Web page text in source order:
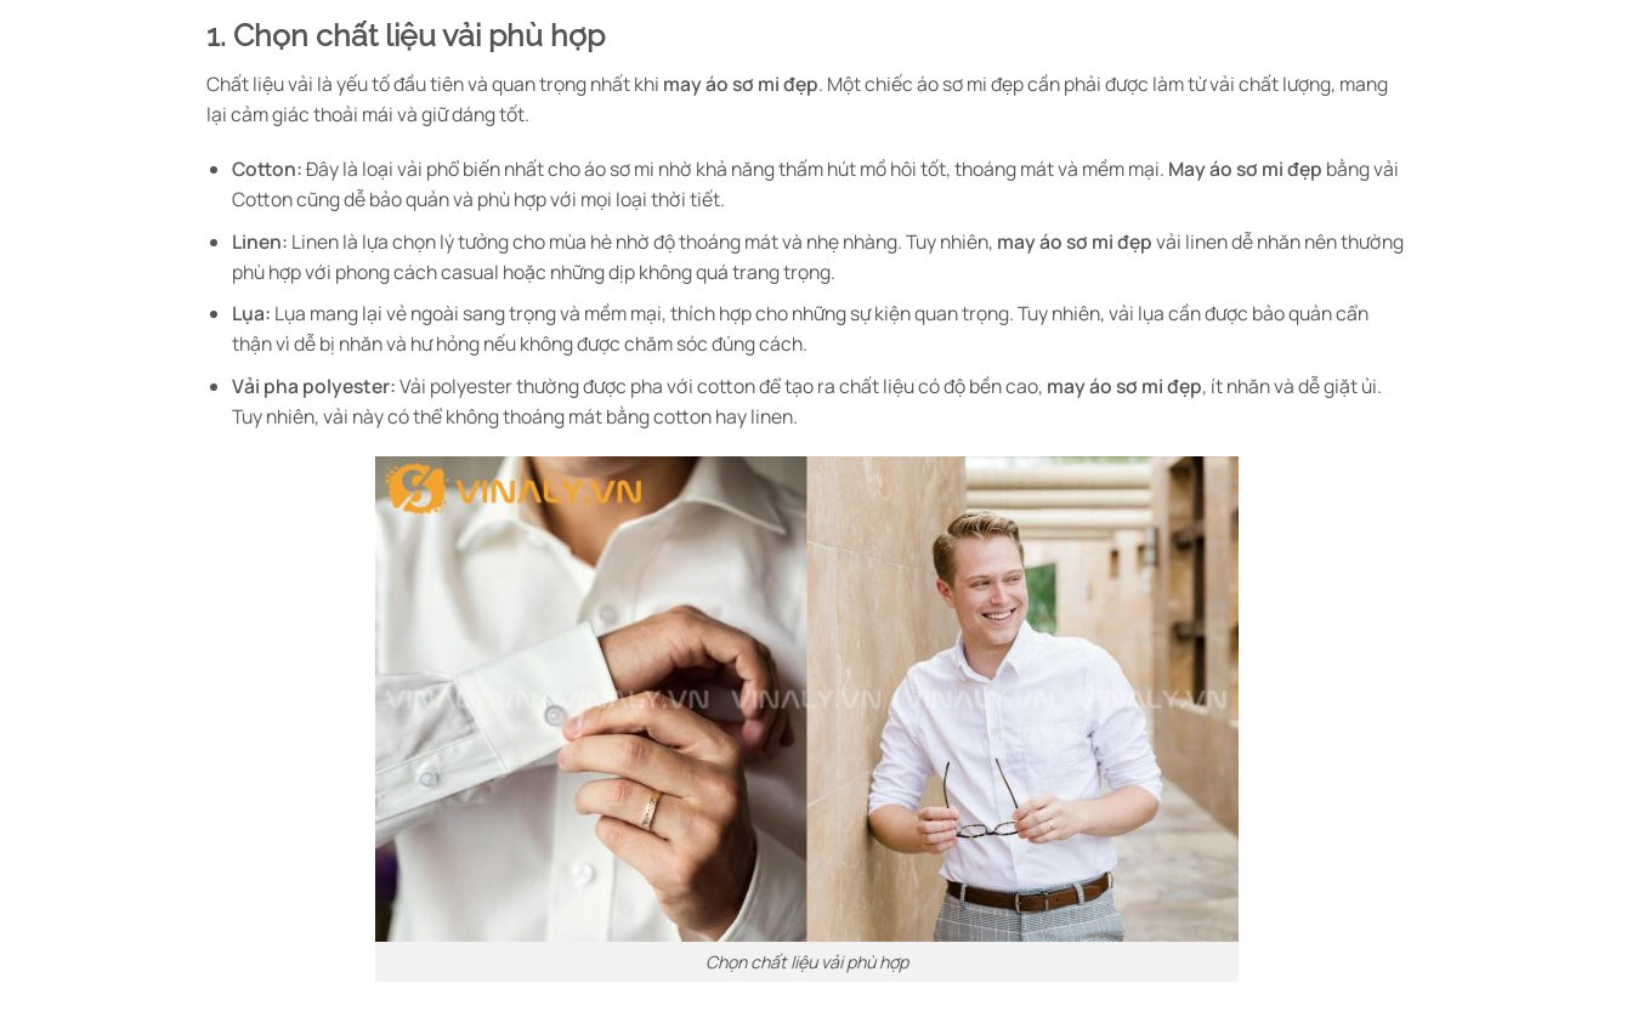
1. Chọn chất liệu vải phù hợp
Chất liệu vải là yếu tố đầu tiên và quan trọng nhất khi may áo sơ mi đẹp. Một chiếc áo sơ mi đẹp cần phải được làm từ vải chất lượng, mang
lại cảm giác thoải mái và giữ dáng tốt.
Cotton:Đây là loại vải phổ biến nhất cho áo sơ mi nhờ khả năng thấm hút mồ hôi tốt, thoáng mát và mềm mại. May áo sơ mi đẹp bằng vải
Cotton cũng dễ bảo quản và phù hợp với mọi loại thời tiết.
Linen: Linen là lựa chọn lý tưởng cho mùa hè nhờ độ thoáng mát và nhẹ nhàng. Tuy nhiên, may áo sơ mi đẹpvải linen dễ nhăn nên thường
phù hợp với phong cách casual hoặc những dịp không quá trang trọng.
Lụa: Lụa mang lại vẻ ngoài sang trọng và mềm mại, thích hợp cho những sự kiện quan trọng. Tuy nhiên, vải lụa cần được bảo quản cẩn
thận vì dễ bị nhăn và hư hỏng nếu không được chăm sóc đúng cách.
Vải pha polyester:Vải polyester thường được pha với cotton để tạo ra chất liệu có độ bền cao, may áo sơ mi đẹp, ít nhăn và dễ giặt ủi.
Tuy nhiên, vải này có thể không thoáng mát bằng cotton hay linen.
Chọn chất liệu vải phù hợp